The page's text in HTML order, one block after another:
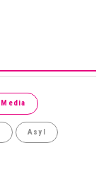
Media
Asyl